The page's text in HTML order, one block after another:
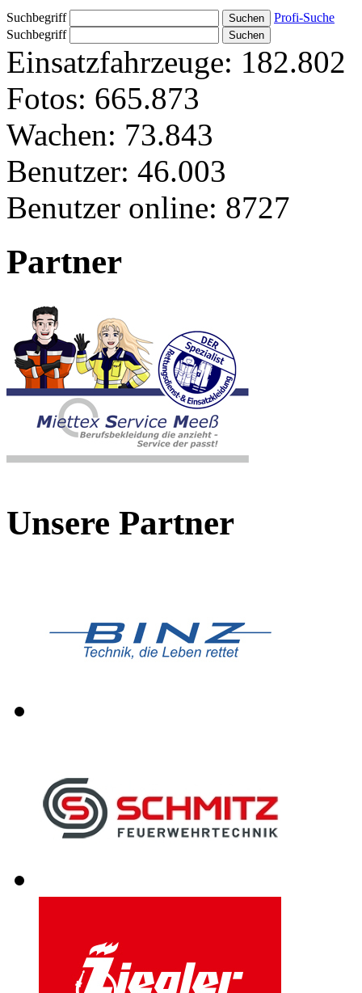
Suchbegriff
Profi-Suche
Suchbegriff
Einsatzfahrzeuge: 182.802
Fotos: 665.873
Wachen: 73.843
Benutzer: 46.003
Benutzer online: 8727
Partner
Unsere Partner